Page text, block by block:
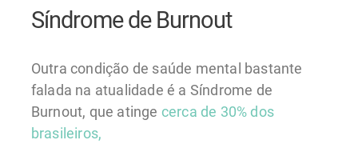
Síndrome de Burnout
Outra condição de saúde mental bastante
falada na atualidade é a Síndrome de
Burnout, que atinge cerca de 30% dos
brasileiros,